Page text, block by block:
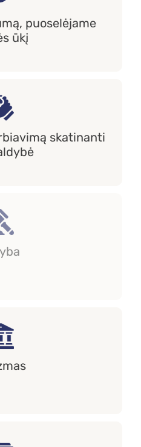
puoselėjame
ūkį
skatinanti